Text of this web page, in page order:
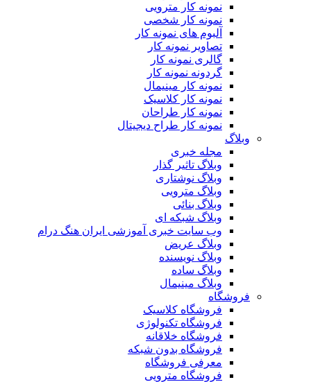
نمونه کار مترویی
نمونه کار شخصی
آلبوم های نمونه کار
تصاویر نمونه کار
گالری نمونه کار
گردونه نمونه کار
نمونه کار مینیمال
نمونه کار کلاسیک
نمونه کار طراحان
نمونه کار طراح دیجیتال
وبلاگ
مجله خبری
وبلاگ تاثیر گذار
وبلاگ نوشتاری
وبلاگ مترویی
وبلاگ بنائی
وبلاگ شبکه ای
وب سایت خبری آموزشی ایران هنگ درام
وبلاگ عریض
وبلاگ نویسنده
وبلاگ ساده
وبلاگ مینیمال
فروشگاه
فروشگاه کلاسیک
فروشگاه تکنولوژی
فروشگاه خلاقانه
فروشگاه بدون شبکه
معرفی فروشگاه
فروشگاه مترویی